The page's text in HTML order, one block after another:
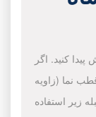
کنید. اگر
نما (زاویه
زیر استفاده